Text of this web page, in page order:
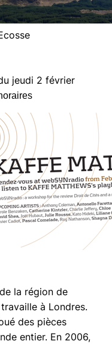
jeudi 2 février
la région de
à Londres.
des pièces
entier. En 2006,